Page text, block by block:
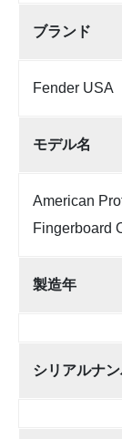
ブランド
Fender USA
モデル名
American
Fingerboard
製造年
シリアルナ